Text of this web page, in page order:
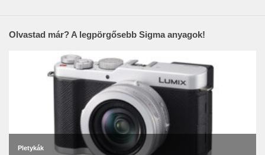
Olvastad már? A legpörgősebb Sigma anyagok!